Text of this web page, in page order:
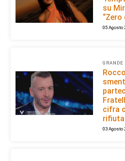
su
05 Agosto
GRANDE
cifra
03 Agosto